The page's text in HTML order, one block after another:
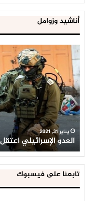
أناشيد وزوامل
العدو
الإسرائيلي
اعتقل
543
طفلا
فلسطينيا
خلال
2020
يناير 31, 2021
العدو الإسرائيلي اعتقل 543 طفلا فلسطينيا خلال 2020
تابعنا على فيسبوك